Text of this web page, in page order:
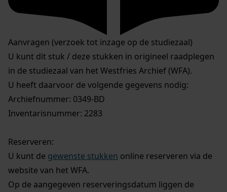
Aanvragen (verzoek tot inzage op de studiezaal)
U kunt dit stuk / deze stukken in origineel raadplegen
in de studiezaal van het Westfries Archief (WFA).
U heeft daarvoor de volgende gegevens nodig:
Archiefnummer: 0349-BD
Inventarisnummer: 2283
Reserveren:
U kunt de gewenste stukken online reserveren via de
website van het WFA.
Op de aangegeven reserveringsdatum liggen de